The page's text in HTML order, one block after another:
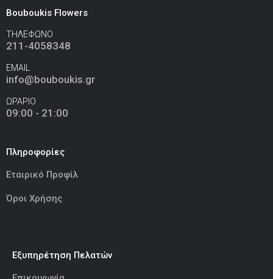
Bouboukis Flowers
ΤΗΛΕΦΩΝΟ
211-4058348
EMAIL
info@bouboukis.gr
ΩΡΑΡΙΟ
09:00 - 21:00
Πληροφορίες
Εταιρικό Προφίλ
Όροι Χρήσης
Εξυπηρέτηση Πελατών